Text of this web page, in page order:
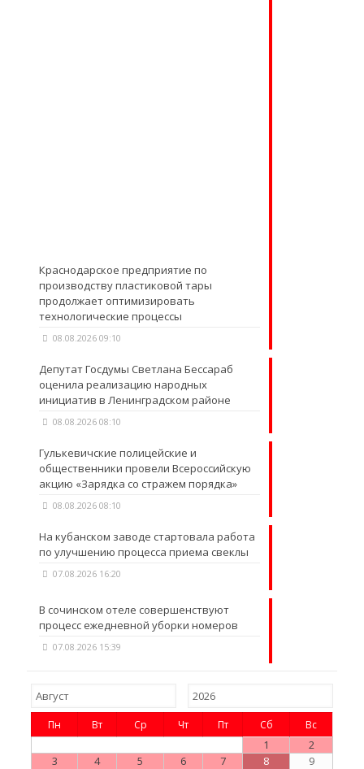
Краснодарское предприятие по
производству пластиковой тары
продолжает оптимизировать
технологические процессы
08.08.2026 09:10
Депутат Госдумы Светлана Бессараб
оценила реализацию народных
инициатив в Ленинградском районе
08.08.2026 08:10
Гулькевичские полицейские и
общественники провели Всероссийскую
акцию «Зарядка со стражем порядка»
08.08.2026 08:10
На кубанском заводе стартовала работа
по улучшению процесса приема свеклы
07.08.2026 16:20
В сочинском отеле совершенствуют
процесс ежедневной уборки номеров
07.08.2026 15:39
Пн Вт Ср Чт Пт Сб Вс
1
2
3
4 5 6 7 8
9